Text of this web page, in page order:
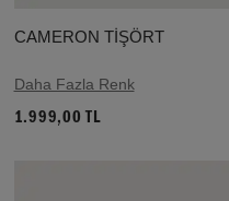
CAMERON TİŞÖRT
Daha Fazla Renk
1.999,00 TL